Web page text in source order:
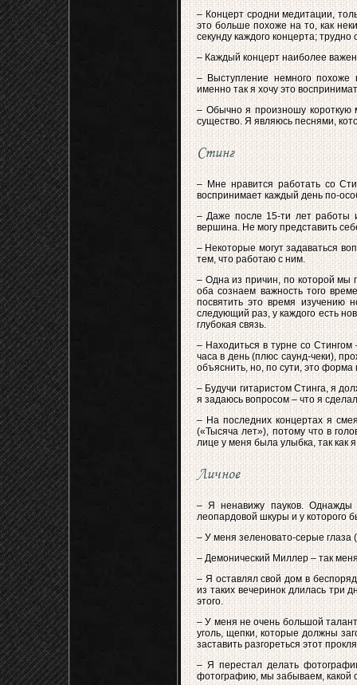
– Концерт сродни медитации,
это больше похоже на то, как
секунду каждого концерта;
– Каждый концерт наиболее
– Выступление немного похоже
именно так я хочу это
– Обычно я произношу короткую
существо. Я являюсь песнями,
Стинг
– Мне нравится работать со
воспринимает каждый день по-
– Даже после 15-ти лет работы
вершина. Не могу представить
– Некоторые могут задаваться
тем, что работаю с ним.
– Одна из причин, по которой мы
оба сознаем важность того
посвятить это время изучению
следующий раз, у каждого есть
глубокая связь.
– Находиться в турне со
часа в день (плюс саунд-чеки),
объяснить, но, по сути, это форма
– Будучи гитаристом Стинга, я
я задаюсь вопросом – что я
– На последних концертах я
(«Тысяча лет»), потому что в
лице у меня была улыбка, так как
Личное
– Я ненавижу пауков. Однажды
леопардовой шкуры и у которого
– У меня зеленовато-серые глаза
– Демонический Миллер – так
– Я оставлял свой дом в
из таких вечеринок длилась три
этого.
– У меня не очень большой
уголь, щепки, которые должны
заставить разгореться этот
– Я перестал делать
фотографию, мы забываем, какой